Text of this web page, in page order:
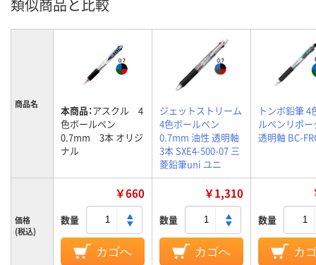
類似商品と比較
商品名 本商品：アスクル 4
色ボールペン
0.7mm 3本 オリジ
ナル
ジェットストリーム
4色ボールペン
0.7mm 油性 透明軸
3本 SXE4-500-07 三
菱鉛筆uni ユニ
トンボ鉛筆 4
ルペンリポー
透明軸 BC-
価格
(税込)
￥660
数量
カゴへ
￥1,310
数量
カゴへ
数量
カ